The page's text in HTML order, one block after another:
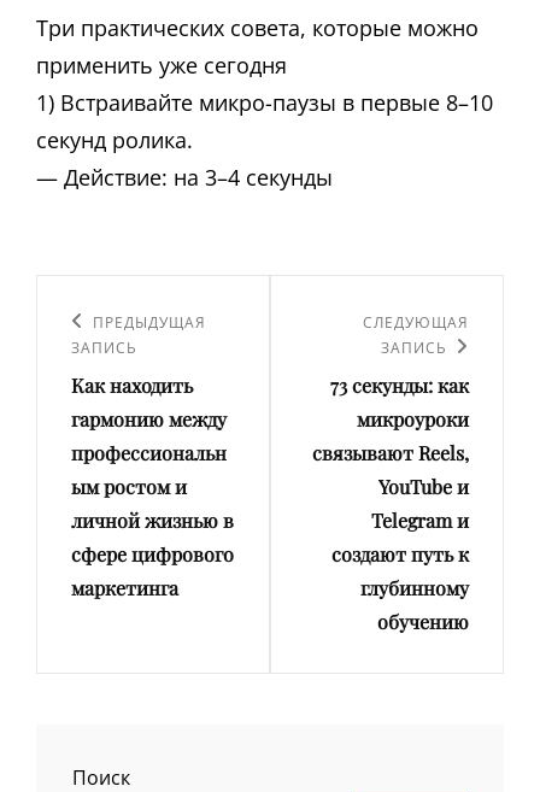
Три практических совета, которые можно
применить уже сегодня
1) Встраивайте микро-паузы в первые 8–10
секунд ролика.
— Действие: на 3–4 секунды
по
записям
Предыдущая
ПРЕДЫДУЩАЯ
ЗАПИСЬ
Как находить
гармонию между
профессиональн
ым ростом и
личной жизнью в
сфере цифрового
маркетинга
Следующая
СЛЕДУЮЩАЯ
ЗАПИСЬ
73 секунды: как
микроуроки
связывают Reels,
YouTube и
Telegram и
создают путь к
глубинному
обучению
Поиск